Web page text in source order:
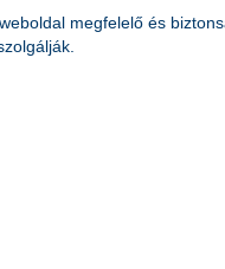
piacára az uniós
elektromos
nyújt a magyar cégeknek
megfelelő és